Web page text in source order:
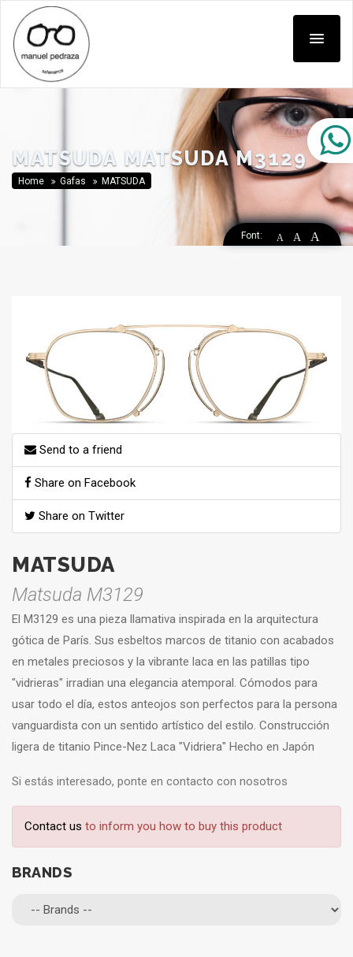
MATSUDA MATSUDA M3129
Home Gafas MATSUDA
Font: A A A
Send to a friend
Share on Facebook
Share on Twitter
MATSUDA
Matsuda M3129
El M3129 es una pieza llamativa inspirada en la arquitectura
gótica de París. Sus esbeltos marcos de titanio con acabados
en metales preciosos y la vibrante laca en las patillas tipo
"vidrieras" irradian una elegancia atemporal. Cómodos para
usar todo el día, estos anteojos son perfectos para la persona
vanguardista con un sentido artístico del estilo. Construcción
ligera de titanio Pince-Nez Laca "Vidriera" Hecho en Japón
Si estás interesado, ponte en contacto con nosotros
Contact us to inform you how to buy this product
BRANDS